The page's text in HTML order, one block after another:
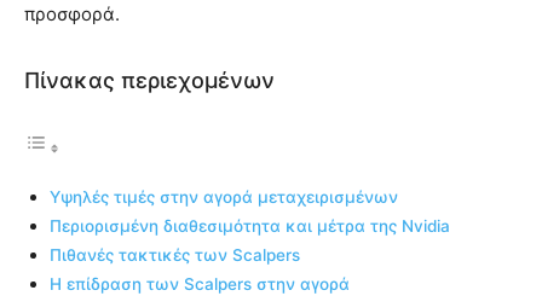
προσφορά.
Πίνακας περιεχομένων
Υψηλές τιμές στην αγορά μεταχειρισμένων
Περιορισμένη διαθεσιμότητα και μέτρα της Nvidia
Πιθανές τακτικές των Scalpers
Η επίδραση των Scalpers στην αγορά